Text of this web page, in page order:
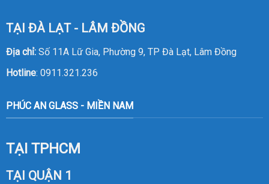
TẠI ĐÀ LẠT - LÂM ĐỒNG
Địa chỉ:Số 11A Lữ Gia, Phường 9, TP Đà Lạt, Lâm Đồng
Hotline: 0911.321.236
PHÚC AN GLASS - MIỀN NAM
TẠI TPHCM
TẠI QUẬN 1